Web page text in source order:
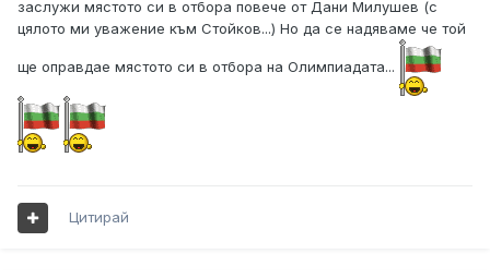
заслужи мястото си в отбора повече от Дани Милушев (с
цялото ми уважение към Стойков...) Но да се надяваме че той
ще оправдае мястото си в отбора на Олимпиадата...
Цитирай